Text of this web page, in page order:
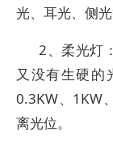
光、耳光、侧光
2、柔光灯
又没有生硬的
0.3KW、1KW
离光位。